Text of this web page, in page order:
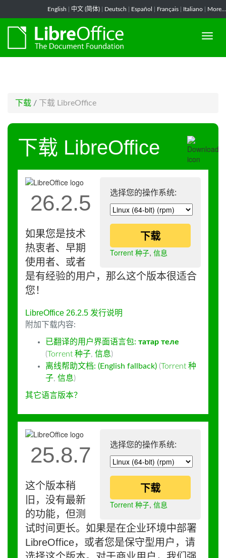
English 中文 (简体) Deutsch Español Français Italiano More...
下载 / 下载 LibreOffice
下载 LibreOffice
选择您的操作系统:
下载
Torrent 种子, 信息
26.2.5
如果您是技术
热衷者、早期
使用者、或者
是有经验的用户，那么这个版本很适合
您！
LibreOffice 26.2.5 发行说明
附加下载内容:
已翻译的用户界面语言包: татар теле
(Torrent 种子, 信息)
离线帮助文档: (English fallback) (Torrent 种
子, 信息)
其它语言版本？
选择您的操作系统:
下载
Torrent 种子, 信息
25.8.7
这个版本稍
旧，没有最新
的功能，但测
试时间更长。如果是在企业环境中部署
LibreOffice，或者您是保守型用户，请